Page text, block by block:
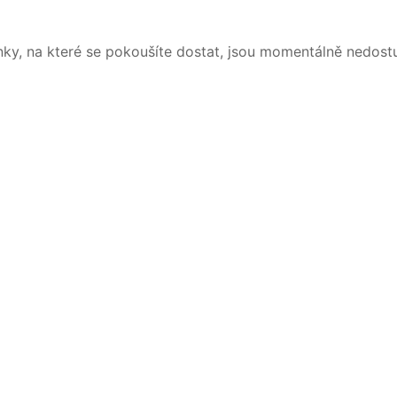
na které se pokoušíte dostat, jsou momentálně